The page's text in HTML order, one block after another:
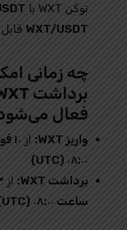
توکن WXT با
WXT/USDT
چه زمانی
فعال
واریز WXT: از
۰۸:۰۰ (UTC)
برداشت WXT:
از
ساعت ۰۸:۰۰ (UTC)